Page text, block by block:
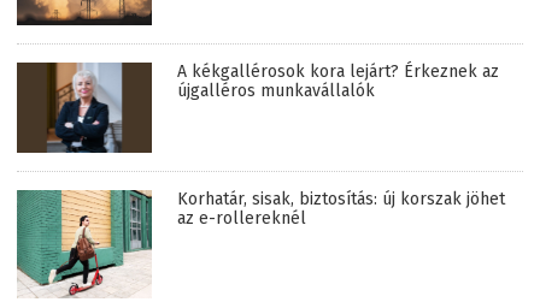
A kékgallérosok kora lejárt? Érkeznek az
újgalléros munkavállalók
Korhatár, sisak, biztosítás: új korszak jöhet
az e-rollereknél